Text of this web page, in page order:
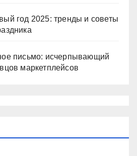
год 2025: тренды и советы
письмо: исчерпывающий
маркетплейсов